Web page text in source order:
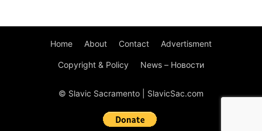
Home About Contact Advertisment
Copyright & Policy News – Новости
© Slavic Sacramento | SlavicSac.com